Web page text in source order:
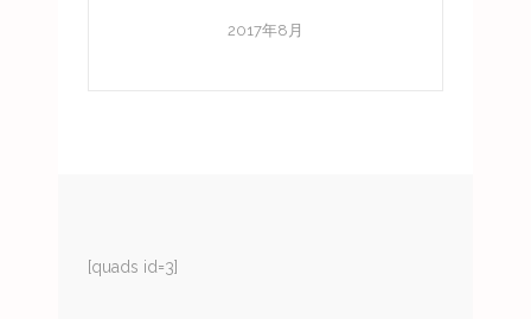
2017年8月
[quads id=3]